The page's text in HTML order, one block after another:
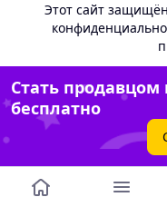
Этот сайт
Стать продавцом
бесплатно